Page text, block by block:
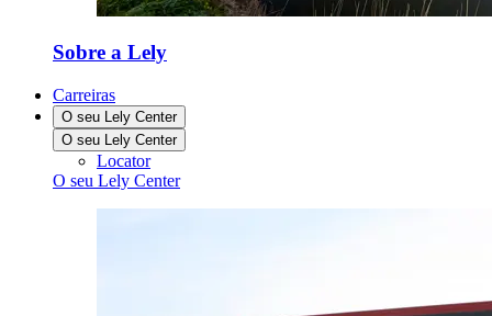
Sobre a Lely
Carreiras
O seu Lely Center
O seu Lely Center
Locator
O seu Lely Center